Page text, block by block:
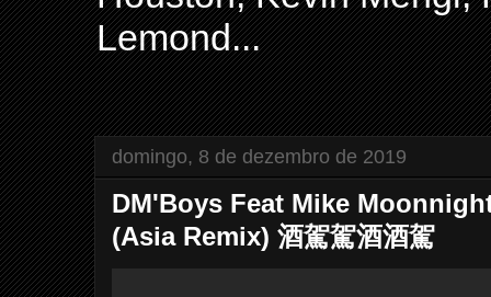
Lemond...
domingo, 8 de dezembro de 2019
DM'Boys Feat Mike
(Asia Remix) 酒駕駕酒酒駕